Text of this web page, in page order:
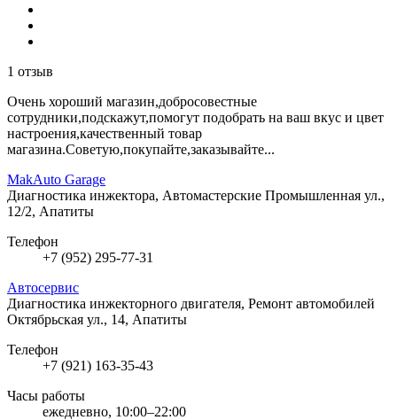
1 отзыв
Очень хороший магазин,добросовестные
сотрудники,подскажут,помогут подобрать на ваш вкус и цвет
настроения,качественный товар
магазина.Советую,покупайте,заказывайте...
MakAuto Garage
Диагностика инжектора, Автомастерские Промышленная ул.,
12/2, Апатиты
Телефон
+7 (952) 295-77-31
Автосервис
Диагностика инжекторного двигателя, Ремонт автомобилей
Октябрьская ул., 14, Апатиты
Телефон
+7 (921) 163-35-43
Часы работы
ежедневно, 10:00–22:00